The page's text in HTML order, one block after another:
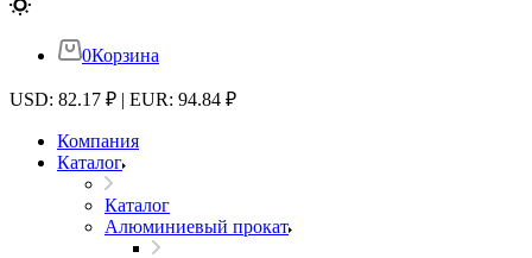
0Корзина
USD: 82.17 ₽ | EUR: 94.84 ₽
Компания
Каталог
Каталог
Алюминиевый прокат